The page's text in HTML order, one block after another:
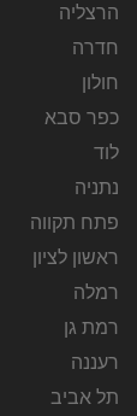
הרצליה
חדרה
חולון
כפר סבא
לוד
נתניה
פתח תקווה
ראשון לציון
רמלה
רמת גן
רעננה
תל אביב